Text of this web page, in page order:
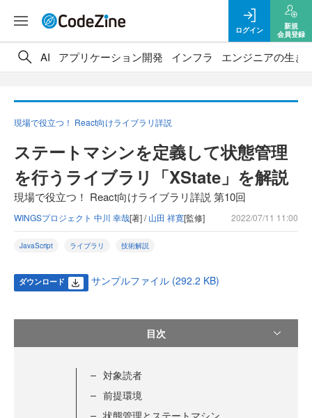
ログイン
新規
会員登録
AI アプリケーション開発 インフラ エンジニアの生き
現場で役立つ！ React向けライブラリ詳説
ステートマシンを定義して状態管理
を行うライブラリ「XState」を解説
現場で役立つ！ React向けライブラリ詳説 第10回
WINGSプロジェクト 中川 幸哉[著] /山田 祥寛[監修] 2022/07/11 11:00
JavaScript ライブラリ 技術解説
ダウンロード サンプルファイル (292.2 KB)
目次
対象読者
前提環境